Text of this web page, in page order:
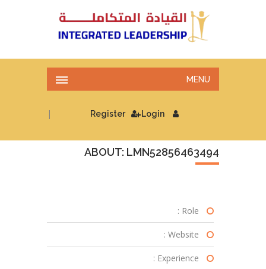
MENU
Login
| Register
ABOUT: LMN52856463494
Role :
Website :
Experience :